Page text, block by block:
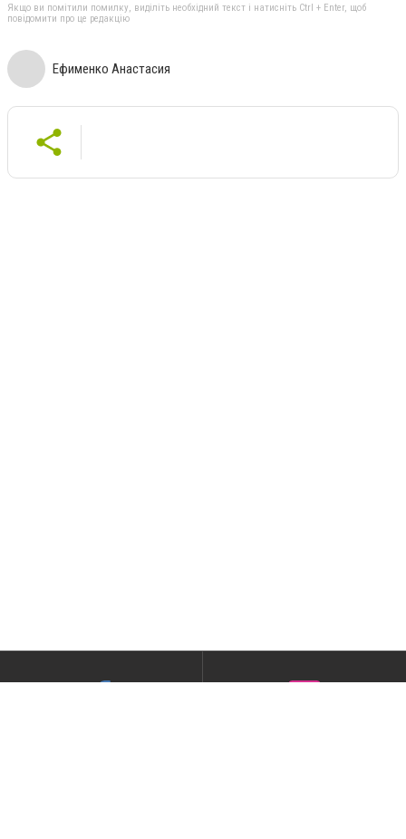
Якщо ви помітили помилку, виділіть необхідний текст і натисніть Ctrl + Enter, щоб
повідомити про це редакцію
Ефименко Анастасия